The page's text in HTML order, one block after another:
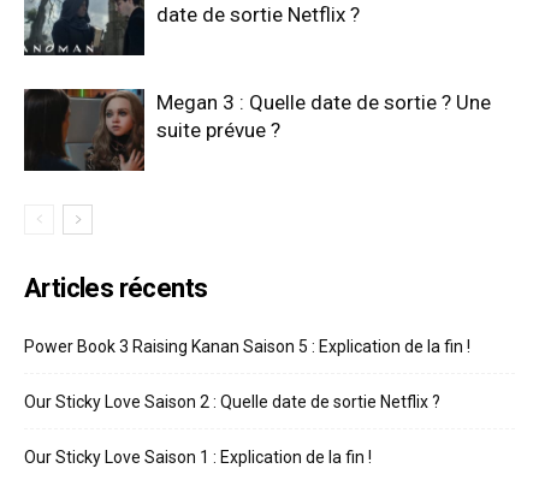
date de sortie Netflix ?
Megan 3 : Quelle date de sortie ? Une
suite prévue ?
Articles récents
Power Book 3 Raising Kanan Saison 5 : Explication de la fin !
Our Sticky Love Saison 2 : Quelle date de sortie Netflix ?
Our Sticky Love Saison 1 : Explication de la fin !